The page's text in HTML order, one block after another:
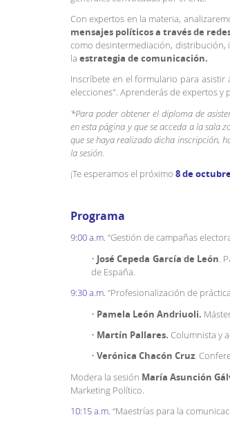
Con expertos en la materia,
mensajes políticos a través de
como desintermediación, distribución,
la estrategia de comunicación.
Inscríbete en el formulario para asistir
elecciones". Aprenderás de expertos
*Para poder obtener el diploma de
en esta página y que se acceda a la sala
que se haya realizado dicha inscripción,
la sesión.
¡Te esperamos el próximo 8 de
Programa
9:00 a.m. “Gestión de campañas
• José Cepeda García de León.
de España.
9:30 a.m. “Profesionalización de
• Pamela León Andriuoli.
• Martín Pallares. Columnista y
• Verónica Chacón Cruz.
Modera la sesión María Asunción
Marketing Político.
10:15 a.m. “Maestrías para la